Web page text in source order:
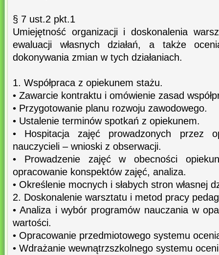
§ 7 ust.2 pkt.1
Umiejętność organizacji i doskonalenia
ewaluacji własnych działań, a także
dokonywania zmian w tych działaniach.
1. Współpraca z opiekunem stażu.
• Zawarcie kontraktu i omówienie zasad
• Przygotowanie planu rozwoju zawodowego.
• Ustalenie terminów spotkań z opiekunem.
• Hospitacja zajęć prowadzonych przez
nauczycieli – wnioski z obserwacji.
• Prowadzenie zajęć w obecności
opracowanie konspektów zajęć, analiza.
• Określenie mocnych i słabych stron własnej
2. Doskonalenie warsztatu i metod pracy
• Analiza i wybór programów nauczania w
wartości.
• Opracowanie przedmiotowego systemu
• Wdrażanie wewnątrzszkolnego systemu